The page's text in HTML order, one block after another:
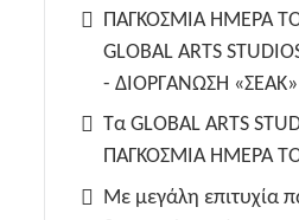
ΠΑΓΚΟΣΜΙΑ ΗΜΕΡΑ
GLOBAL ARTS
- ΔΙΟΡΓΑΝΩΣΗ «ΣΕΑΚ»
Τα GLOBAL ARTS
ΠΑΓΚΟΣΜΙΑ ΗΜΕΡΑ
Με μεγάλη επιτυχία